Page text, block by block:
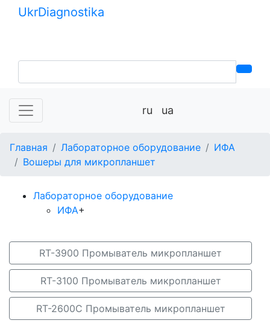
UkrDiagnostika
ru ua
Главная Лабораторное оборудование
ИФА
Вошеры для микропланшет
Лабораторное оборудование
ИФА+
RT-3900 Промыватель микропланшет
RT-3100 Промыватель микропланшет
RT-2600C Промыватель микропланшет